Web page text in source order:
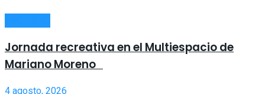
Jornada recreativa en el Multiespacio de
Mariano Moreno
4 agosto, 2026